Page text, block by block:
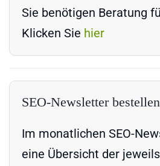
Sie benötigen Beratung
Klicken Sie hier
SEO-Newsletter bestellen
Im monatlichen SEO-
eine Übersicht der